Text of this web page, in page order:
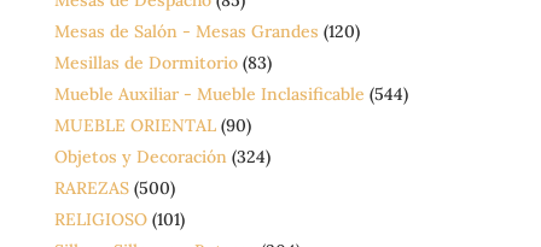
Mesas de Salón - Mesas Grandes (120)
Mesillas de Dormitorio (83)
Mueble Auxiliar - Mueble Inclasificable (544)
MUEBLE ORIENTAL (90)
Objetos y Decoración (324)
RAREZAS (500)
RELIGIOSO (101)